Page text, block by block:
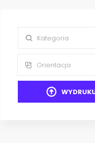
Kategoria
Orientacja